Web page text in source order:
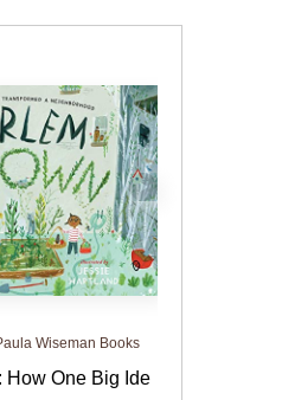
Wiseman Books
How One Big Ide